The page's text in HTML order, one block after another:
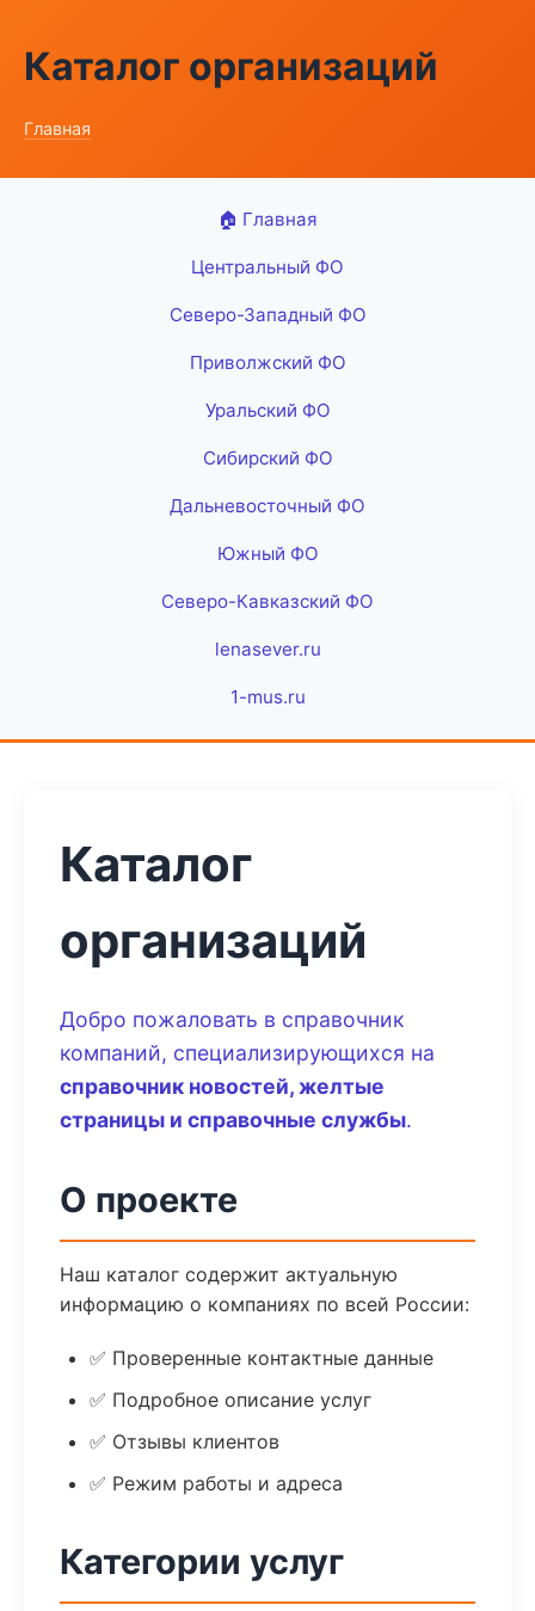
Каталог организаций
Главная
🏠 Главная
Центральный ФО
Северо-Западный ФО
Приволжский ФО
Уральский ФО
Сибирский ФО
Дальневосточный ФО
Южный ФО
Северо-Кавказский ФО
lenasever.ru
1-mus.ru
Каталог
организаций
Добро пожаловать в справочник
компаний, специализирующихся на
справочник новостей, желтые
страницы и справочные службы.
О проекте
Наш каталог содержит актуальную
информацию о компаниях по всей России:
✅ Проверенные контактные данные
✅ Подробное описание услуг
✅ Отзывы клиентов
✅ Режим работы и адреса
Категории услуг